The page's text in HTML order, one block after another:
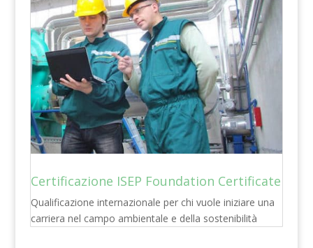
Certificazione ISEP Foundation Certificate
Qualificazione internazionale per chi vuole iniziare una
carriera nel campo ambientale e della sostenibilità